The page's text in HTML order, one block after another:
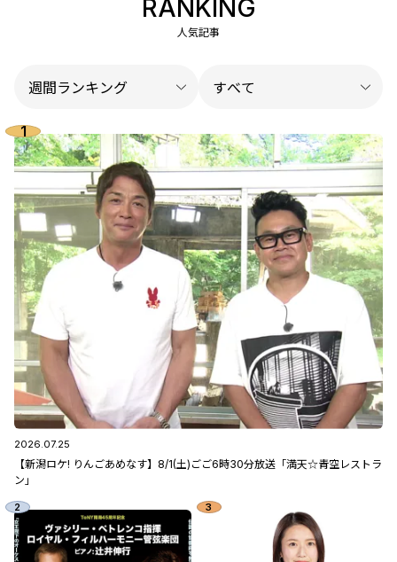
RANKING
人気記事
2026.07.25
【新潟ロケ! りんごあめなす】8/1(土)ごご6時30分放送「満天☆青空レストラ
ン」